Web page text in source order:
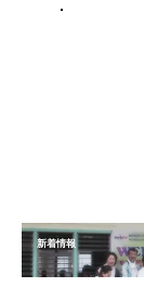
​新着情報